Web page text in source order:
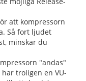
att kompressorn
Så fort ljudet
minskar du
"andas"
troligen en VU-